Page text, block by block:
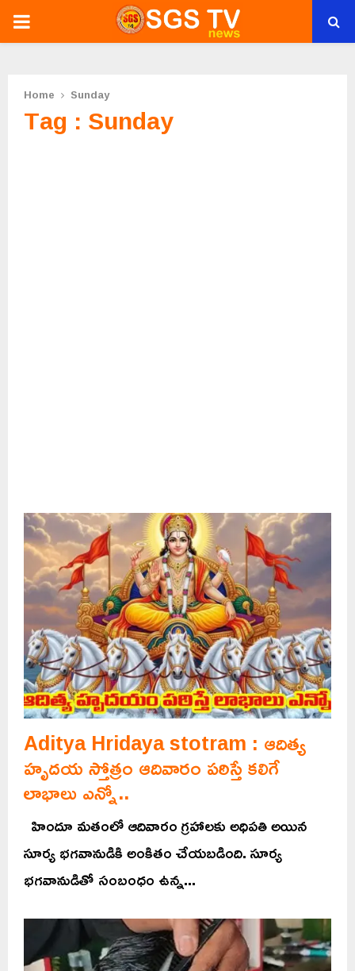
PRIMARY
Home Sunday
Tag : Sunday
Aditya Hridaya stotram : ఆదిత్య
హృదయ స్తోత్రం ఆదివారం పఠిస్తే కలిగే
లాభాలు ఎన్నో..
హిందూ మతంలో ఆదివారం గ్రహాలకు అధిపతి అయిన
సూర్య భగవానుడికి అంకితం చేయబడింది. సూర్య
భగవానుడితో సంబంధం ఉన్న...